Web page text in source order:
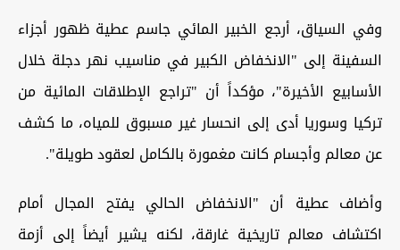
وفي السياق، أرجع الخبير المائي جاسم عطية ظهور أجزاء
السفينة إلى "الانخفاض الكبير في مناسيب نهر دجلة خلال
الأسابيع الأخيرة"، مؤكداً أن "تراجع الإطلاقات المائية من
تركيا وسوريا أدى إلى انحسار غير مسبوق للمياه، ما كشف
عن معالم وأجسام كانت مغمورة بالكامل لعقود طويلة".
وأضاف عطية أن "الانخفاض الحالي يفتح المجال أمام
اكتشاف معالم تاريخية غارقة، لكنه يشير أيضاً إلى أزمة